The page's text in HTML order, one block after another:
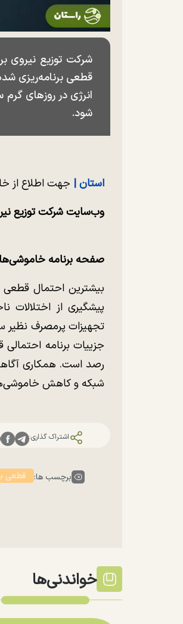
قطعی برنامه‌ریزی
انرژی در روز‌های
شود.
استان | جهت اطلاع از
وب‌سایت شرکت توزیع
صفحه برنامه
بیشترین احتمال
پیشگیری از اختلالات
تجهیزات پرمصرف نظیر
جزییات برنامه
رصد است. همکاری
شبکه و کاهش
اشتراک گذاری:
برچسب ها: قطعی
خواندنی‌ها